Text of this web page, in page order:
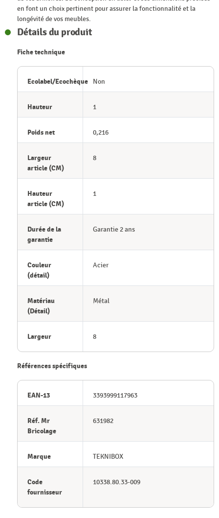
en font un choix pertinent pour assurer la fonctionnalité et la
longévité de vos meubles.
Détails du produit
Fiche technique
Ecolabel/Ecochèque Non
Hauteur 1
Poids net 0,216
Largeur
article (CM)
8
Hauteur
article (CM)
1
Durée de la
garantie
Garantie 2 ans
Couleur
(détail)
Acier
Matériau
(Détail)
Métal
Largeur 8
Références spécifiques
EAN-13 3393999117963
Réf. Mr
Bricolage
631982
Marque TEKNIBOX
Code
fournisseur
10338.80.33-009